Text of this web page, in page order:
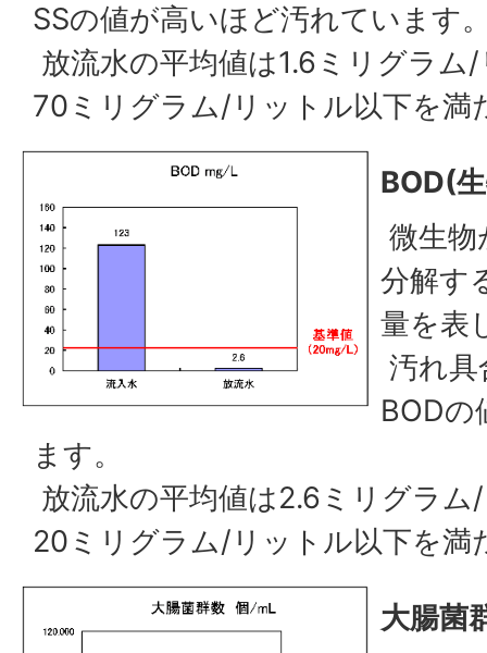
SSの値が高いほど汚れています
放流水の平均値は1.6ミリグラム
70ミリグラム/リットル以下を満
BOD(
微生物
分解す
量を表
汚れ
BODの
ます。
放流水の平均値は2.6ミリグラ
20ミリグラム/リットル以下を満
大腸菌